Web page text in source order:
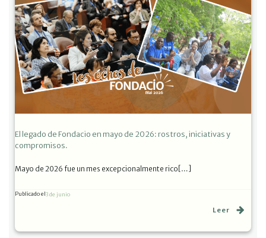
El legado de Fondacio en mayo de 2026: rostros, iniciativas y
compromisos.
Mayo de 2026 fue un mes excepcionalmente rico[…]
Publicado el 3 de junio
Leer